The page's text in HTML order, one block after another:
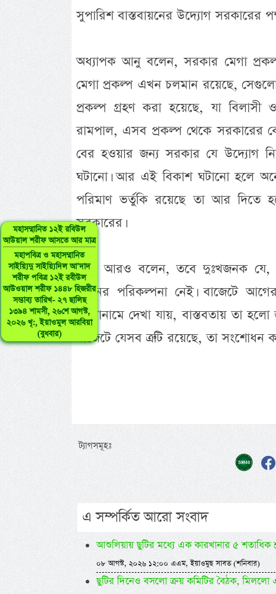
মহাসম্মানিত ১২ই রবিউল
আউয়াল শরীফ আসতে আর মাত্র
মহাপবিত্র ও মহাসম্মানিত
সাইয়্যিদু সাইয়্যিদিল আ’দাদ
শরীফ পবিত্র ১২ই রবীউল
আউওয়াল শরীফ ১৪৪৮ হিজরীর
সম্ভাব্য তারিখ- ২৭ ছালিছ
১৩৯৪ শামসী, ২৬শে আগস্ট,
২০২৬ খৃ:, ইয়াওমুল আরবিয়া
(বুধবার)
সুপারিশ বাস্তবায়নের উদ্যোগ সরকারের
অধ্যাপক আনু বলেন, সরকার মেগা
মেগা প্রকল্প এখন চলমান রয়েছে,
প্রকল্প গ্রহণ করা হয়েছে, যা
রামপাল, এসব প্রকল্প থেকে সরকারের
বের হওয়ার জন্য সরকার যে উদ্যোগ
ঘটানো। আর এই বিকাশ ঘটানো হলে
পরিমাণ ভর্তুকি রয়েছে তা আর দিতে
সরকারের।
তিনি আরও বলেন, তবে দুঃখজনক যে,
ধরনের পরিকল্পনা নেই। বাজেটে আগের
শিরোনামে দেখা যায়, বাস্তবতায় তা
বাজেটে যেসব ত্রুটি রয়েছে, তা সংশোধন
ট্যাগসমূহঃ
এ সম্পর্কিত আরো সংবাদ
আশুলিয়ায় ছুটির মধ্যে এক কারখানার ৫ শতাধিক
০৮ আগস্ট, ২০২৬ ১২:০০ এএম, ইয়াওমুছ সাবত (শনিবার)
ছুটির দিনেও বসলো ক্রয় কমিটির বৈঠক,